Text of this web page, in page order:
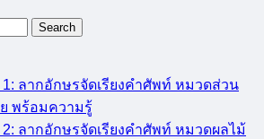
1: ลากอักษรจัดเรียงคำศัพท์ หมวดส่วน
พร้อมความรู้
2: ลากอักษรจัดเรียงคำศัพท์ หมวดผลไม้